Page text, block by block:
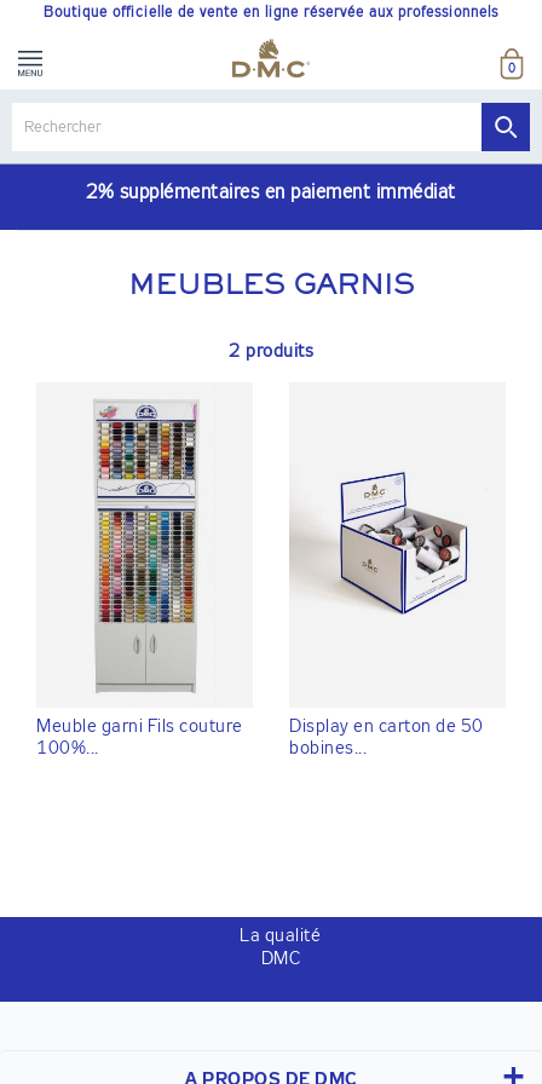
Boutique officielle de vente en ligne réservée aux professionnels
0
2% supplémentaires en paiement immédiat
MEUBLES GARNIS
2 produits
Meuble garni Fils couture
100%...
Display en carton de 50
bobines...
La qualité
DMC
A PROPOS DE DMC